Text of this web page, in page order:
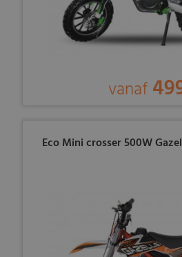
vanaf
Eco Mini crosser 500W